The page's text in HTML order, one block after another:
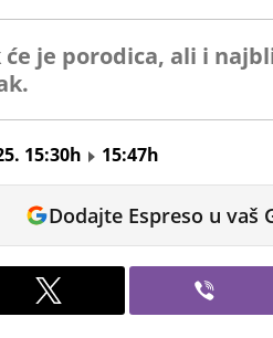
će je porodica, ali i
15:30h
15:47h
Dodajte Espreso u vaš